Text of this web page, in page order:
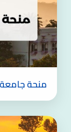
منحة